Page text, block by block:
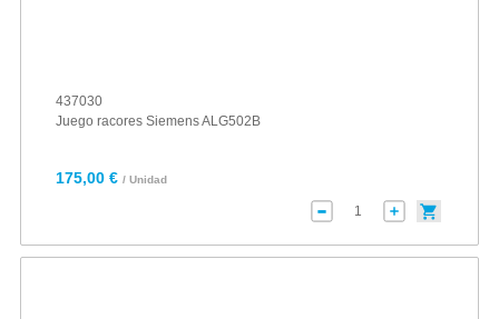
437030
Juego racores Siemens ALG502B
175,00 € / Unidad